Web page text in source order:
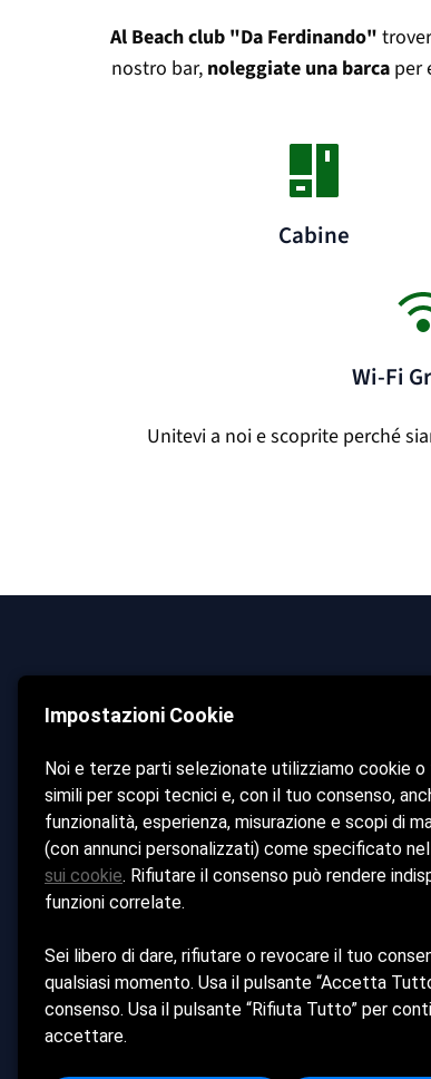
Al Beach club "Da Ferdinando"
nostro bar, noleggiate una barca per
Cabine
Wi-Fi
Unitevi a noi e scoprite perché
Da Ferdinando beach club
Home
La Spiaggia
Bar &
Ristorante
Photo
Gallery
Contatti
Bar Bagni Ferdinando srl - Sede
Impostazioni Cookie
Noi e terze parti selezionate utilizziamo cookie
simili per scopi tecnici e, con il tuo consenso,
funzionalità, esperienza, misurazione e scopi di
(con annunci personalizzati) come specificato
sui cookie. Rifiutare il consenso può rendere
funzioni correlate.
Sei libero di dare, rifiutare o revocare il tuo
qualsiasi momento. Usa il pulsante “Accetta
consenso. Usa il pulsante “Rifiuta Tutto” per
accettare.